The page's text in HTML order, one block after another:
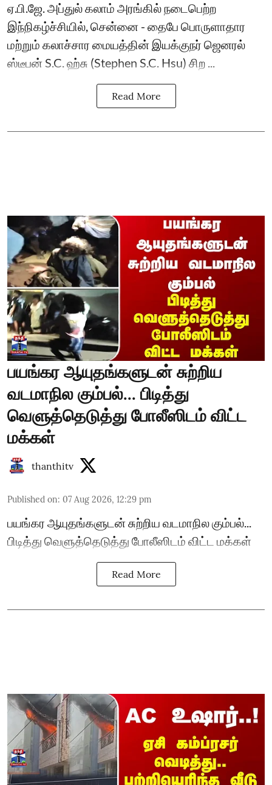
ஏ.பி.ஜே. அப்துல் கலாம் அரங்கில் நடைபெற்ற
இந்நிகழ்ச்சியில், சென்னை - தைபே பொருளாதார
மற்றும் கலாச்சார மையத்தின் இயக்குநர் ஜெனரல்
ஸ்டீபன் S.C. ஹ்சு (Stephen S.C. Hsu) சிற ...
Read More
பயங்கர ஆயுதங்களுடன் சுற்றிய
வடமாநில கும்பல்... பிடித்து
வெளுத்தெடுத்து போலீஸிடம் விட்ட
மக்கள்
thanthitv
Published on: 07 Aug 2026, 12:29 pm
பயங்கர ஆயுதங்களுடன் சுற்றிய வடமாநில கும்பல்...
பிடித்து வெளுத்தெடுத்து போலீஸிடம் விட்ட மக்கள்
Read More